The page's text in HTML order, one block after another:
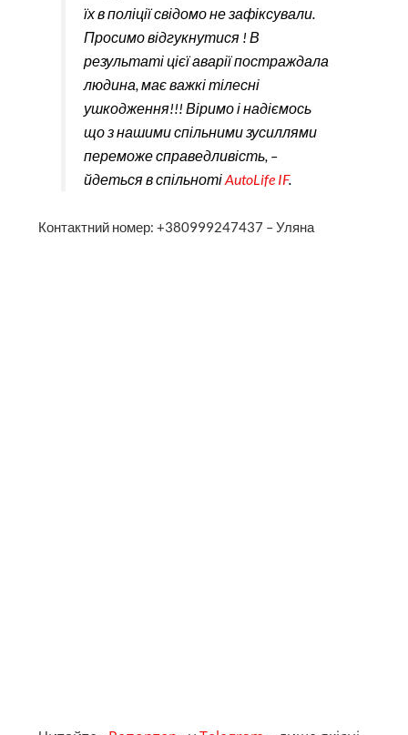
їх в поліції свідомо не зафіксували.
Просимо відгукнутися ! В
результаті цієї аварії постраждала
людина, має важкі тілесні
ушкодження!!! Віримо і надіємось
що з нашими спільними зусиллями
переможе справедливість, –
йдеться в спільнотіAutoLife IF.
Контактний номер: +380999247437 – Уляна